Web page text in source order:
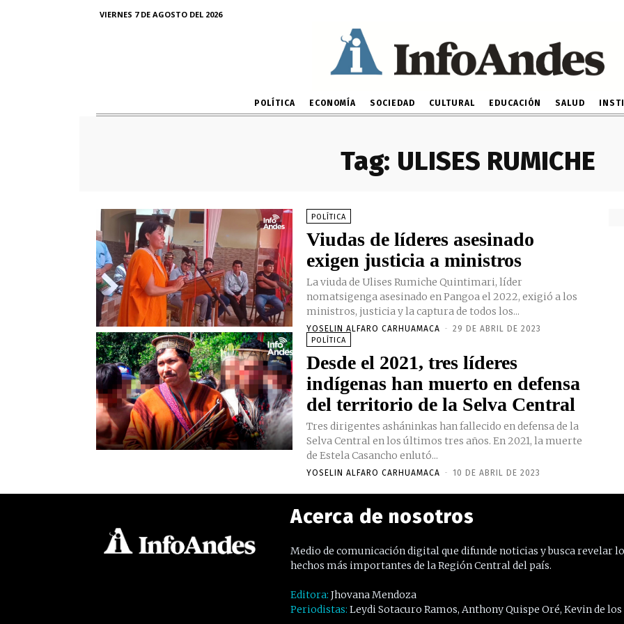
VIERNES 7 DE AGOSTO DEL 2026
POLÍTICA ECONOMÍA SOCIEDAD CULTURAL EDUCACIÓN SALUD
Tag: ULISES RUMICHE
POLÍTICA
Viudas de líderes asesinado
exigen justicia a ministros
La viuda de Ulises Rumiche Quintimari, líder
nomatsigenga asesinado en Pangoa el 2022, exigió a los
ministros, justicia y la captura de todos los...
YOSELIN ALFARO CARHUAMACA - 29 DE ABRIL DE 2023
POLÍTICA
Desde el 2021, tres líderes
indígenas han muerto en defensa
del territorio de la Selva Central
Tres dirigentes asháninkas han fallecido en defensa de la
Selva Central en los últimos tres años. En 2021, la muerte
de Estela Casancho enlutó...
YOSELIN ALFARO CARHUAMACA - 10 DE ABRIL DE 2023
Acerca de nosotros
Medio de comunicación digital que difunde noticias y busca revelar
hechos más importantes de la Región Central del país.
Editora: Jhovana Mendoza
Periodistas: Leydi Sotacuro Ramos, Anthony Quispe Oré, Kevin de los